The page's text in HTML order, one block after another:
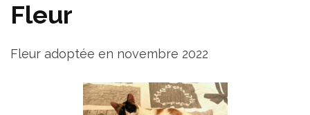
Fleur
Fleur adoptée en novembre 2022